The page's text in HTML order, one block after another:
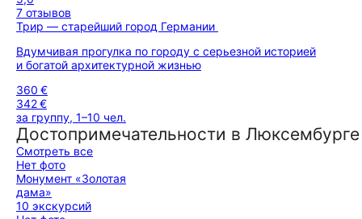
7 отзывов
Трир — старейший город Германии
Вдумчивая прогулка по городу с серьезной историей
и богатой архитектурной жизнью
360 €
342 €
за группу, 1–10 чел.
Достопримечательности в Люксембурге
Смотреть все
Нет фото
Монумент «Золотая
дама»
10 экскурсий